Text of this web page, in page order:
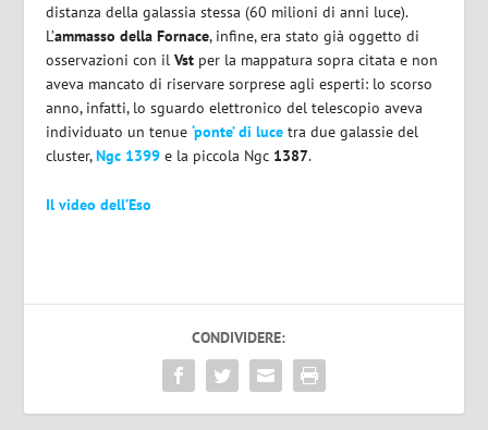
distanza della galassia stessa (60 milioni di anni luce).
L’ammasso della Fornace, infine, era stato già oggetto di
osservazioni con ilVst per la mappatura sopra citata e non
aveva mancato di riservare sorprese agli esperti: lo scorso
anno, infatti, lo sguardo elettronico del telescopio aveva
individuato un tenue‘ponte’ di luce tra due galassie del
cluster,Ngc 1399 e la piccola Ngc 1387.
Il video dell’Eso
CONDIVIDERE: